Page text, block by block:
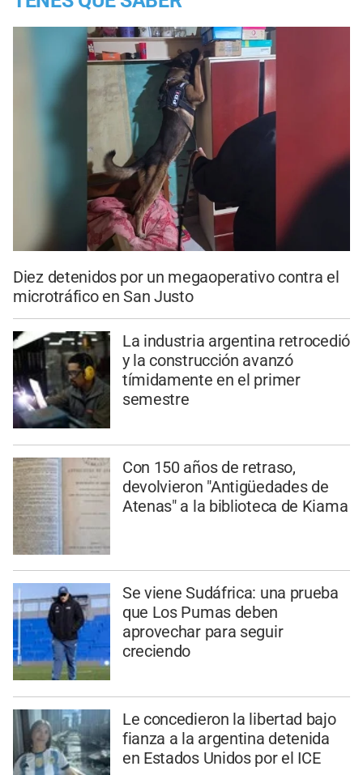
Diez detenidos por un megaoperativo contra el
microtráfico en San Justo
La industria argentina retrocedió
y la construcción avanzó
tímidamente en el primer
semestre
Con 150 años de retraso,
devolvieron "Antigüedades de
Atenas" a la biblioteca de Kiama
Se viene Sudáfrica: una prueba
que Los Pumas deben
aprovechar para seguir
creciendo
Le concedieron la libertad bajo
fianza a la argentina detenida
en Estados Unidos por el ICE